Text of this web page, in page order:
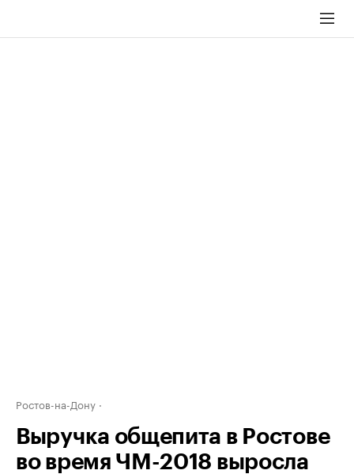
Ростов-на-Дону
Выручка общепита в Ростове
во время ЧМ-2018 выросла